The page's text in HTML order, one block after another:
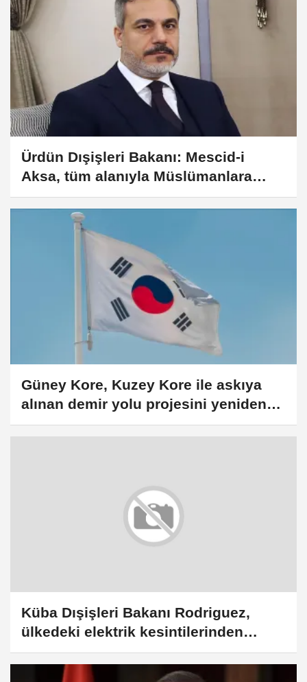
Ürdün Dışişleri Bakanı: Mescid-i
Aksa, tüm alanıyla Müslümanlara
mahsus bir ibadet yeridir
Güney Kore, Kuzey Kore ile askıya
alınan demir yolu projesini yeniden
başlatmayı planlıyor
Küba Dışişleri Bakanı Rodriguez,
ülkedeki elektrik kesintilerinden
ABD'yi sorumlu tuttu